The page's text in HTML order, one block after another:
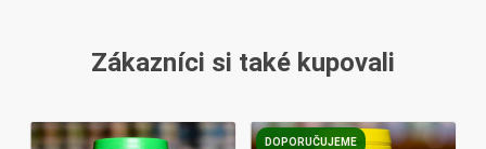
Zákazníci si také kupovali
DOPORUČUJEME